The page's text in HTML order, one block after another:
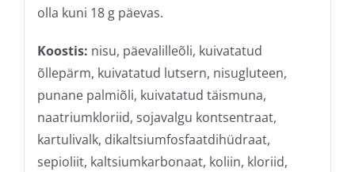
olla kuni 18 g päevas.
Koostis: nisu, päevalilleõli, kuivatatud
õllepärm, kuivatatud lutsern, nisugluteen,
punane palmiõli, kuivatatud täismuna,
naatriumkloriid, sojavalgu kontsentraat,
kartulivalk, dikaltsiumfosfaatdihüdraat,
sepioliit, kaltsiumkarbonaat, koliin, kloriid,